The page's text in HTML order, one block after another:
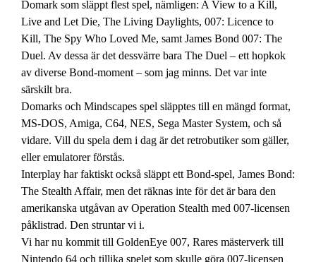
Domark som släppt flest spel, nämligen: A View to a Kill,
Live and Let Die, The Living Daylights, 007: Licence to
Kill, The Spy Who Loved Me, samt James Bond 007: The
Duel. Av dessa är det dessvärre bara The Duel – ett hopkok
av diverse Bond-moment – som jag minns. Det var inte
särskilt bra.
Domarks och Mindscapes spel släpptes till en mängd format,
MS-DOS, Amiga, C64, NES, Sega Master System, och så
vidare. Vill du spela dem i dag är det retrobutiker som gäller,
eller emulatorer förstås.
Interplay har faktiskt också släppt ett Bond-spel, James Bond:
The Stealth Affair, men det räknas inte för det är bara den
amerikanska utgåvan av Operation Stealth med 007-licensen
påklistrad. Den struntar vi i.
Vi har nu kommit till GoldenEye 007, Rares mästerverk till
Nintendo 64 och tillika spelet som skulle göra 007-licensen